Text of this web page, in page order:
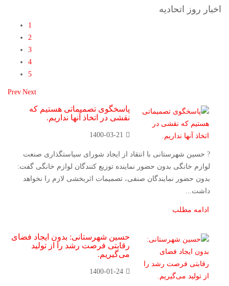
اخبار روز اتحادیه
1
2
3
4
5
Prev Next
پاسخگوی تصمیماتی هستیم که
نقشی در اتخاذ آنها نداریم.
1400-03-21
? حسین شهرستانی با انتقاد از ایجاد شورای سیاستگذاری صنعت
لوازم خانگی بدون حضور نماینده توزیع کنندگان لوازم خانگی گفت:
بدون حضور نمایندگان صنفی، تصمیمات اثربخشی لازم را نخواهد
داشت...
ادامه مطلب
حسین شهرستانی: بدون ایجاد فضای
رقابتی فرصت رشد را از تولید
می‌گیریم.
1400-01-24